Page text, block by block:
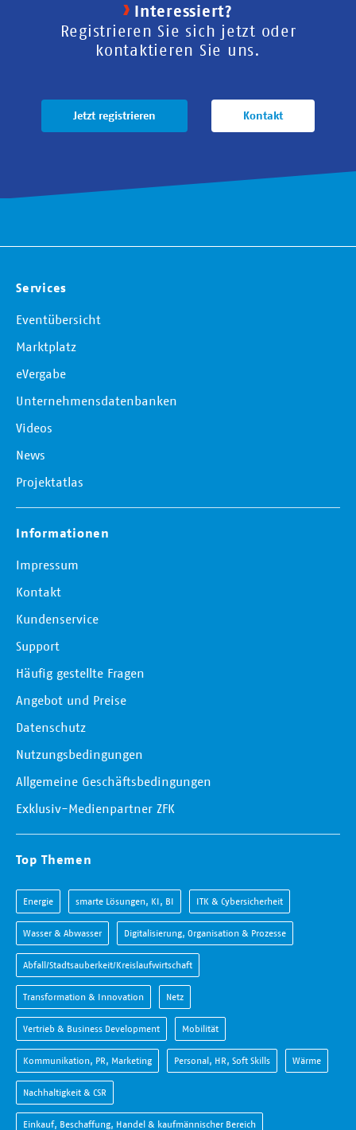
Interessiert?
Registrieren Sie sich jetzt oder
kontaktieren Sie uns.
Jetzt registrieren Kontakt
Services
Eventübersicht
Marktplatz
eVergabe
Unternehmensdatenbanken
Videos
News
Projektatlas
Informationen
Impressum
Kontakt
Kundenservice
Support
Häufig gestellte Fragen
Angebot und Preise
Datenschutz
Nutzungsbedingungen
Allgemeine Geschäftsbedingungen
Exklusiv-Medienpartner ZFK
Top Themen
Energie smarte Lösungen, KI, BI ITK & Cybersicherheit
Wasser & Abwasser Digitalisierung, Organisation & Prozesse
Abfall/Stadtsauberkeit/Kreislaufwirtschaft
Transformation & Innovation Netz
Vertrieb & Business Development Mobilität
Kommunikation, PR, Marketing Personal, HR, Soft Skills Wärme
Nachhaltigkeit & CSR
Einkauf, Beschaffung, Handel & kaufmännischer Bereich